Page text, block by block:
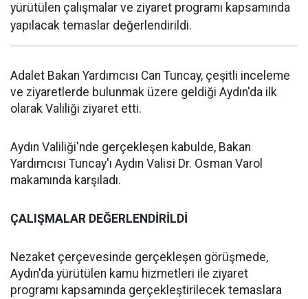
yürütülen çalışmalar ve ziyaret programı kapsamında
yapılacak temaslar değerlendirildi.
Adalet Bakan Yardımcısı Can Tuncay, çeşitli inceleme
ve ziyaretlerde bulunmak üzere geldiği Aydın'da ilk
olarak Valiliği ziyaret etti.
Aydın Valiliği'nde gerçekleşen kabulde, Bakan
Yardımcısı Tuncay'ı Aydın Valisi Dr. Osman Varol
makamında karşıladı.
ÇALIŞMALAR DEĞERLENDİRİLDİ
Nezaket çerçevesinde gerçekleşen görüşmede,
Aydın'da yürütülen kamu hizmetleri ile ziyaret
programı kapsamında gerçekleştirilecek temaslara